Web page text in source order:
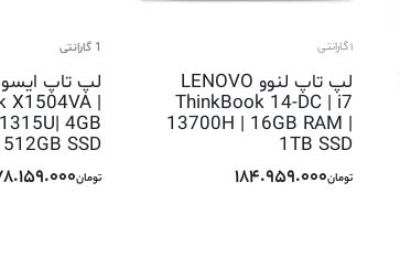
1 گارانتی
لپ تاپ لنوو LENOVO
ThinkBook 14-DC | i7
13700H | 16GB RAM |
1TB SSD
تومان184.959.000
1 گارانتی
X1504VA |
4GB
SSD
تومان